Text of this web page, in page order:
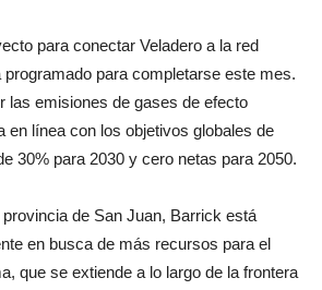
para conectar Veladero a la red
para completarse este mes.
las emisiones de gases de efecto
en línea con los objetivos globales de
30% para 2030 y cero netas para 2050.
de San Juan, Barrick está
en busca de más recursos para el
que se extiende a lo largo de la frontera